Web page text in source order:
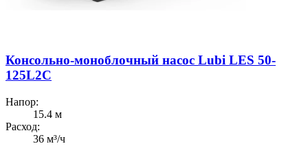
Консольно-моноблочный насос Lubi LES 50-
125L2C
Напор:
15.4 м
Расход:
36 м³/ч